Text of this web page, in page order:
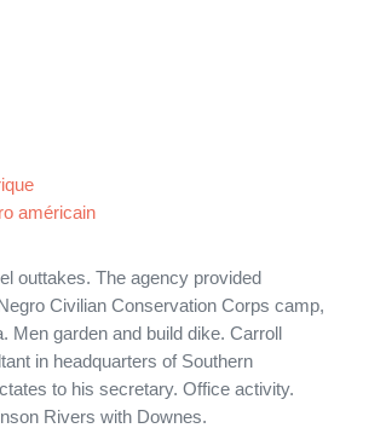
américain
outtakes. The agency provided
Civilian Conservation Corps camp,
Men garden and build dike. Carroll
in headquarters of Southern
to his secretary. Office activity.
Rivers with Downes.